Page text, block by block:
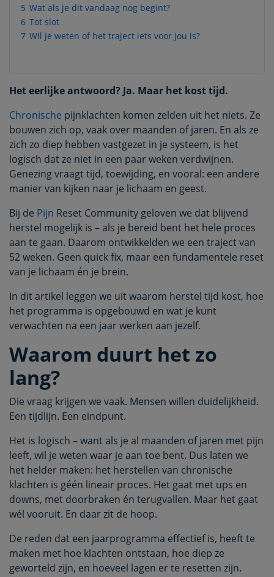
Het eerlijke antwoord? Ja. Maar het kost tijd.
Chronische pijnklachten komen zelden uit het niets. Ze
bouwen zich op, vaak over maanden of jaren. En als ze
zich zo diep hebben vastgezet in je systeem, is het
logisch dat ze niet in een paar weken verdwijnen.
Genezing vraagt tijd, toewijding, en vooral: een andere
manier van kijken naar je lichaam en geest.
Bij de Pijn Reset Community geloven we dat blijvend
herstel mogelijk is – als je bereid bent het hele proces
aan te gaan. Daarom ontwikkelden we een traject van
52 weken. Geen quick fix, maar een fundamentele reset
van je lichaam én je brein.
In dit artikel leggen we uit waarom herstel tijd kost, hoe
het programma is opgebouwd en wat je kunt
verwachten na een jaar werken aan jezelf.
Waarom duurt het zo
lang?
Die vraag krijgen we vaak. Mensen willen duidelijkheid.
Een tijdlijn. Een eindpunt.
Het is logisch – want als je al maanden of jaren met pijn
leeft, wil je weten waar je aan toe bent. Dus laten we
het helder maken: het herstellen van chronische
klachten is géén lineair proces. Het gaat met ups en
downs, met doorbraken én terugvallen. Maar het gaat
wél vooruit. En daar zit de hoop.
De reden dat een jaarprogramma effectief is, heeft te
maken met hoe klachten ontstaan, hoe diep ze
geworteld zijn, en hoeveel lagen er te resetten zijn.
5 Wat als je dit vandaag nog begint?
6 Tot slot
7 Wil je weten of het traject iets voor jou is?